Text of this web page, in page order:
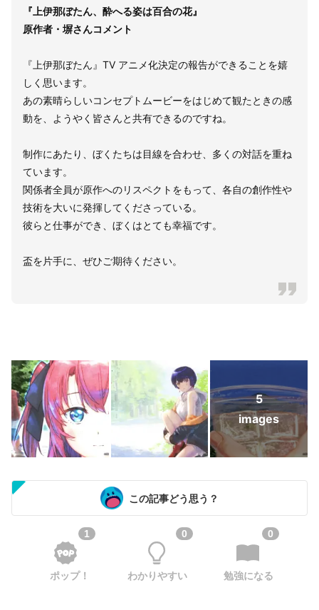
『上伊那ぼたん、酔へる姿は百合の花』
原作者・塀さんコメント
『上伊那ぼたん』TV アニメ化決定の報告ができることを嬉
しく思います。
あの素晴らしいコンセプトムービーをはじめて観たときの感
動を、ようやく皆さんと共有できるのですね。
制作にあたり、ぼくたちは目線を合わせ、多くの対話を重ね
ています。
関係者全員が原作へのリスペクトをもって、各自の創作性や
技術を大いに発揮してくださっている。
彼らと仕事ができ、ぼくはとても幸福です。
盃を片手に、ぜひご期待ください。
5
images
この記事どう思う？
1
ポップ！
0
わかりやすい
0
勉強になる